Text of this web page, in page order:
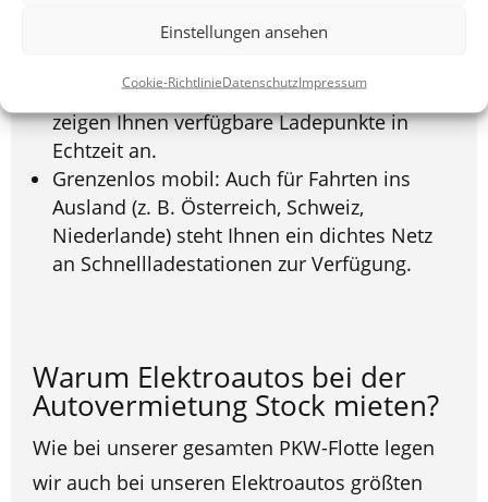
Einstellungen ansehen
Cookie-RichtlinieDatenschutzImpressum
so einfach wie bargeldloses Bezahlen.
Navigationssysteme unserer Mietwagen
zeigen Ihnen verfügbare Ladepunkte in
Echtzeit an.
Grenzenlos mobil: Auch für Fahrten ins
Ausland (z. B. Österreich, Schweiz,
Niederlande) steht Ihnen ein dichtes Netz
an Schnellladestationen zur Verfügung.
Warum Elektroautos bei der
Autovermietung Stock mieten?
Wie bei unserer gesamten PKW-Flotte legen
wir auch bei unseren Elektroautos größten